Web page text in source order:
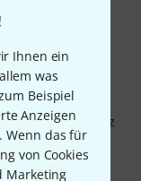
Ihnen ein
was
Beispiel
Anzeigen
Wenn das für
von Cookies
Marketing
ich eine
mit klarer Distanz
sie auch
Ich